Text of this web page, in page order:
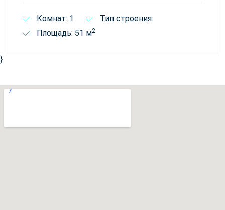
Комнат: 1
Тип строения:
Площадь: 51 м2
}